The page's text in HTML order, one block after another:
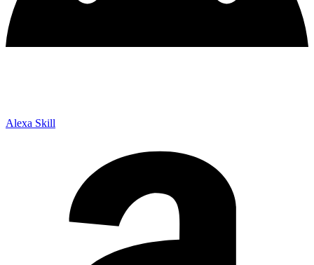
Alexa Skill